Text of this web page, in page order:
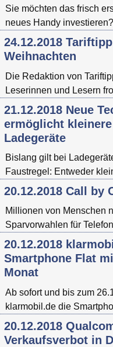
Sie möchten das frisch
neues Handy
24.12.2018
Weihnachten
Die Redaktion von
Leserinnen und Lesern
21.12.2018 Neue
ermöglicht
Ladegeräte
Bislang gilt bei
Faustregel: Entweder
20.12.2018 Call by
Millionen von Menschen
Sparvorwahlen für
20.12.2018
Smartphone Flat
Monat
Ab sofort und bis zum
klarmobil.de die
20.12.2018
Verkaufsverbot in